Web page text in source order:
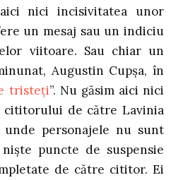
nici incisivitatea unor
un mesaj sau un indiciu
viitoare. Sau chiar un
Augustin Cupșa, în
tristeți”. Nu găsim aici nici
de către Lavinia
unde personajele nu sunt
puncte de suspensie
de către cititor. Ei